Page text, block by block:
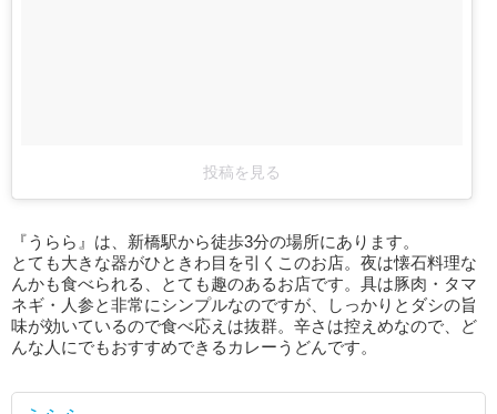
投稿を見る
『うらら』は、新橋駅から徒歩3分の場所にあります。
とても大きな器がひときわ目を引くこのお店。夜は懐石料理な
んかも食べられる、とても趣のあるお店です。具は豚肉・タマ
ネギ・人参と非常にシンプルなのですが、しっかりとダシの旨
味が効いているので食べ応えは抜群。辛さは控えめなので、ど
んな人にでもおすすめできるカレーうどんです。